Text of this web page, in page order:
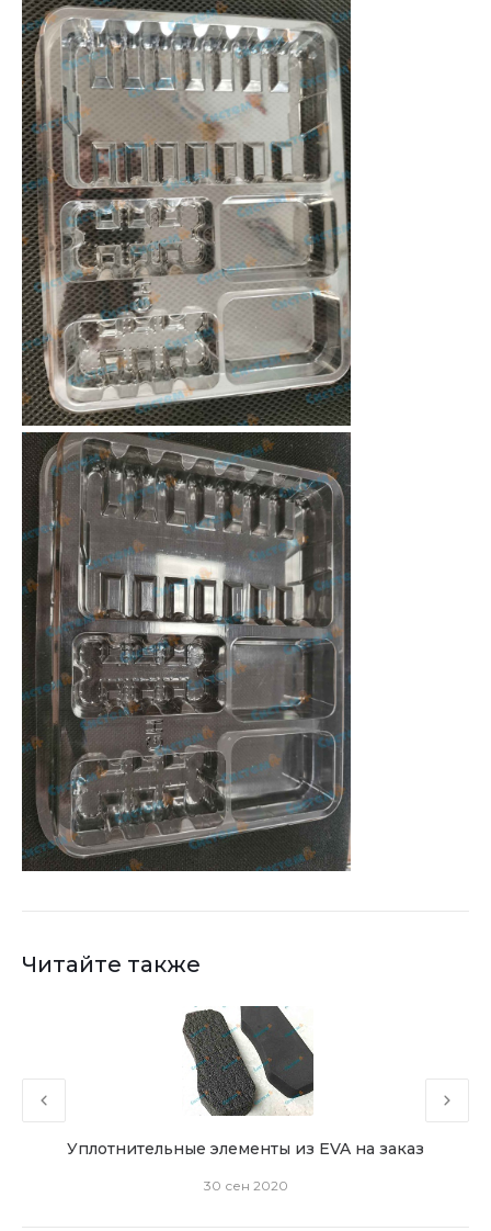
Читайте также
Уплотнительные элементы из EVA на заказ
30 сен 2020